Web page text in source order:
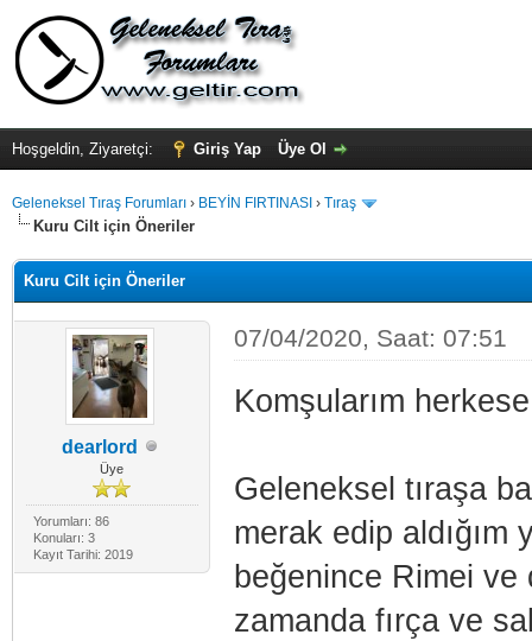
Hoşgeldin, Ziyaretçi: Giriş Yap Üye Ol
Geleneksel Tıraş Forumları › BEYİN FIRTINASI › Tıraş
Kuru Cilt için Öneriler
Kuru Cilt için Öneriler
dearlord
Üye
Yorumları: 86
Konuları: 3
Kayıt Tarihi: 2019
07/04/2020, Saat: 07:51
Komşularım
Geleneksel tıraşa
merak edip aldığım
beğenince Rimei ve
zamanda fırça ve